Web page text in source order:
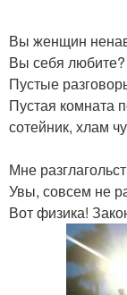
Вы женщин
Вы себя
Пустые
Пустая комната
сотейник, хлам
Мне
Увы, совсем не
Вот физика!